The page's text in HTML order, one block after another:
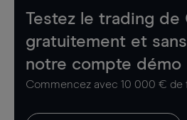
Testez le trading de
gratuitement et
notre compte démo
Commencez avec 10 000 € de